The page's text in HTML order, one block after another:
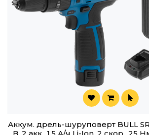
Аккум. дрель-шуруповерт BULL SR